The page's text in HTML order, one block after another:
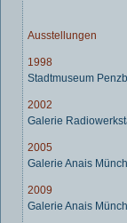
Ausstellungen
1998
Stadtmuseum
2002
Galerie
2005
Galerie Anais
2009
Galerie Anais